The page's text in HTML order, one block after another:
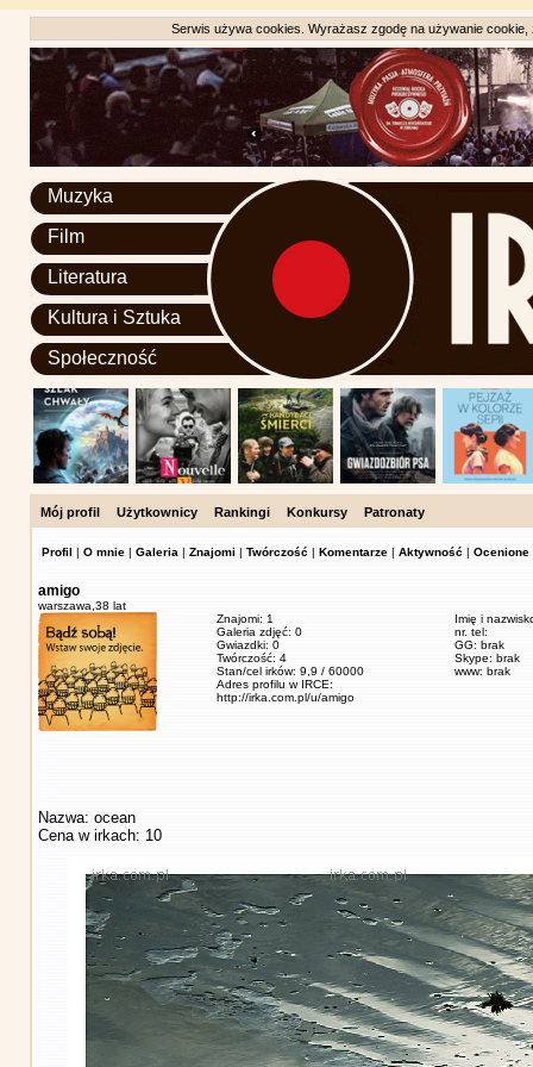
Serwis używa cookies. Wyrażasz zgodę na używanie
Muzyka
Film
Literatura
Kultura i Sztuka
Społeczność
Mój profil Użytkownicy Rankingi Konkursy Patronaty
Profil | O mnie | Galeria | Znajomi | Twórczość | Komentarze | Aktywność | Ocenione
amigo
warszawa, 38 lat
Znajomi: 1
Galeria zdjęć: 0
Gwiazdki: 0
Twórczość: 4
Stan/cel irków: 9,9 / 60000
Adres profilu w IRCE:
http://irka.com.pl/u/amigo
Imię i
nr. tel:
GG: brak
Skype: brak
www: brak
Nazwa: ocean
Cena w irkach: 10